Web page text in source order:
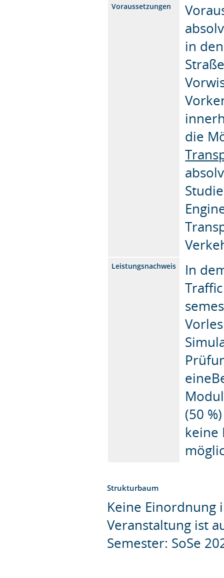
Voraussetzungen
in
die
Leistungsnachweis
In
(50
keine
Strukturbaum
Keine Einordnung
Veranstaltung ist
Semester: SoSe